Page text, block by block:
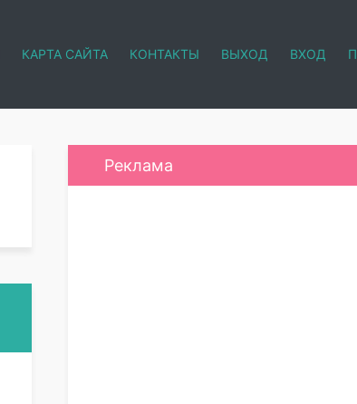
КАРТА САЙТА КОНТАКТЫ ВЫХОД ВХОД
Реклама